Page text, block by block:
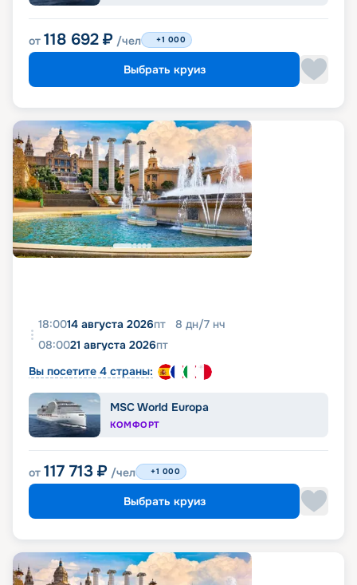
от 118 692 ₽ /чел +1 000
Выбрать круиз
18:0014 августа 2026пт 8 дн/7 нч
08:0021 августа 2026пт
Вы посетите 4 страны:
MSC World Europa
КОМФОРТ
от 117 713 ₽ /чел +1 000
Выбрать круиз